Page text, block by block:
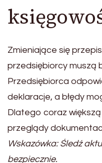
Zmieniające się
przedsiębiorcy muszą
Przedsiębiorca
deklaracje, a błędy
Dlatego coraz
przeglądy
Wskazówka: Śledź
bezpiecznie.